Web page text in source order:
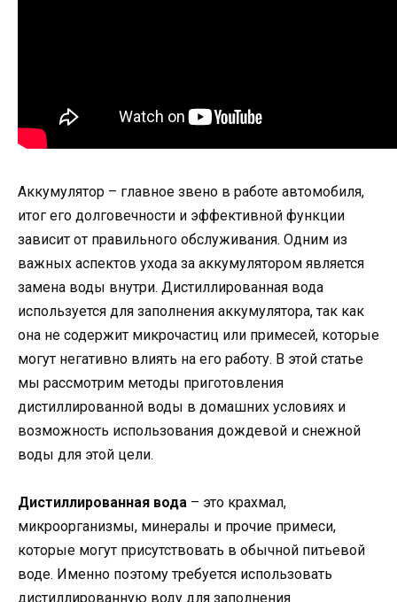
Аккумулятор – главное звено в работе автомобиля,
итог его долговечности и эффективной функции
зависит от правильного обслуживания. Одним из
важных аспектов ухода за аккумулятором является
замена воды внутри. Дистиллированная вода
используется для заполнения аккумулятора, так как
она не содержит микрочастиц или примесей, которые
могут негативно влиять на его работу. В этой статье
мы рассмотрим методы приготовления
дистиллированной воды в домашних условиях и
возможность использования дождевой и снежной
воды для этой цели.
Дистиллированная вода – это крахмал,
микроорганизмы, минералы и прочие примеси,
которые могут присутствовать в обычной питьевой
воде. Именно поэтому требуется использовать
дистиллированную воду для заполнения